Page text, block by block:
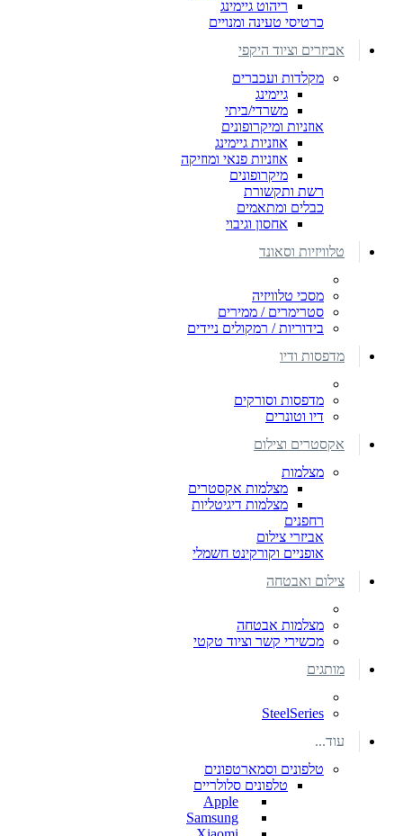
ריהוט גיימינג
כרטיסי טעינה ומנויים
אביזרים וציוד היקפי
מקלדות ועכברים
גיימינג
משרדי/ביתי
אוזניות ומיקרופונים
אוזניות גיימינג
אוזניות פנאי ומוזיקה
מיקרופונים
רשת ותקשורת
כבלים ומתאמים
אחסון וגיבוי
טלוויזיות וסאונד
מסכי טלוויזיה
סטרימרים / ממירים
בידוריות / רמקולים ניידים
מדפסות ודיו
מדפסות וסורקים
דיו וטונרים
אקסטרים וצילום
מצלמות
מצלמות אקסטרים
מצלמות דיגיטליות
רחפנים
אביזרי צילום
אופניים וקורקינט חשמלי
צילום ואבטחה
מצלמות אבטחה
מכשירי קשר וציוד טקטי
מותגים
SteelSeries
עוד...
טלפונים וסמארטפונים
טלפונים סלולריים
Apple
Samsung